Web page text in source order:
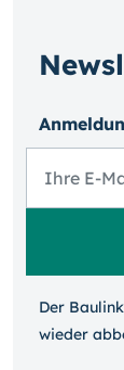
Der
wieder